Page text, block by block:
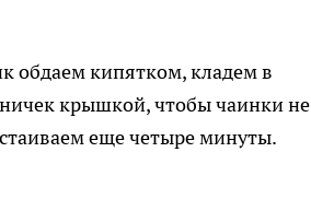
обдаем кипятком, кладем в
крышкой, чтобы чаинки не
еще четыре минуты.